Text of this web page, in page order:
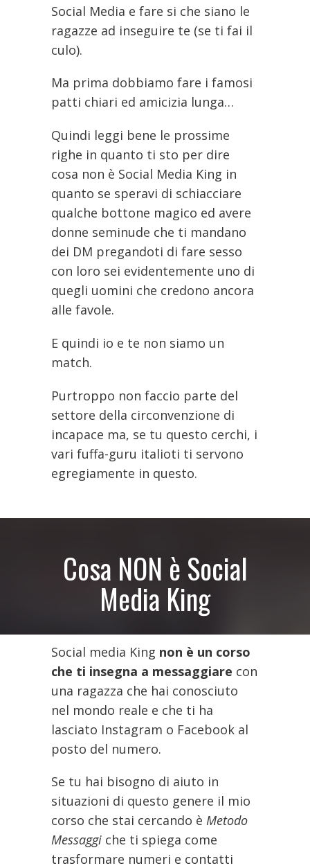
Social Media e fare si che siano le
ragazze ad inseguire te (se ti fai il
culo).
Ma prima dobbiamo fare i famosi
patti chiari ed amicizia lunga…
Quindi leggi bene le prossime
righe in quanto ti sto per dire
cosa non è Social Media King in
quanto se speravi di schiacciare
qualche bottone magico ed avere
donne seminude che ti mandano
dei DM pregandoti di fare sesso
con loro sei evidentemente uno di
quegli uomini che credono ancora
alle favole.
E quindi io e te non siamo un
match.
Purtroppo non faccio parte del
settore della circonvenzione di
incapace ma, se tu questo cerchi, i
vari fuffa-guru italioti ti servono
egregiamente in questo.
Cosa NON è Social
Media King
Social media King non è un corso
che ti insegna a messaggiare con
una ragazza che hai conosciuto
nel mondo reale e che ti ha
lasciato Instagram o Facebook al
posto del numero.
Se tu hai bisogno di aiuto in
situazioni di questo genere il mio
corso che stai cercando è Metodo
Messaggi che ti spiega come
trasformare numeri e contatti